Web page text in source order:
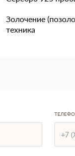
Золочение
техника